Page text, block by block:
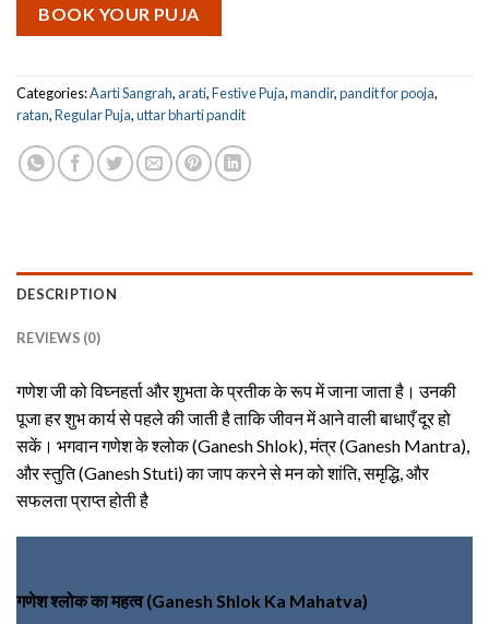
BOOK YOUR PUJA
Categories:Aarti Sangrah,arati,Festive Puja,mandir,pandit for pooja,
ratan,Regular Puja,uttar bharti pandit
DESCRIPTION
REVIEWS (0)
गणेश जी को विघ्नहर्ता और शुभता के प्रतीक के रूप में जाना जाता है। उनकी
पूजा हर शुभ कार्य से पहले की जाती है ताकि जीवन में आने वाली बाधाएँ दूर हो
सकें। भगवान गणेश के श्लोक (Ganesh Shlok), मंत्र (Ganesh Mantra),
और स्तुति (Ganesh Stuti) का जाप करने से मन को शांति, समृद्धि, और
सफलता प्राप्त होती है
गणेश श्लोक का महत्व (Ganesh Shlok Ka Mahatva)